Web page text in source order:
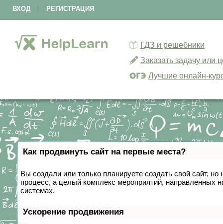
ВХОД РЕГИСТРАЦИЯ
ГДЗ и решебники
Заказать задачу или
Лучшие онлайн-
Как продвинуть сайт на первые места?
Вы создали или только планируете создать свой сайт,
процесс, а целый комплекс мероприятий, направленных
системах.
Ускорение продвижения